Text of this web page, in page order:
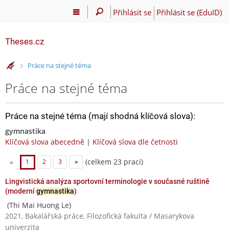
Přihlásit se Přihlásit se (EduID)
Theses.cz
>Práce na stejné téma
Práce na stejné téma
Práce na stejné téma (mají shodná klíčová slova):
gymnastika
Klíčová slova abecedně | Klíčová slova dle četnosti
« 1 2 3 » (celkem 23 prací)
Lingvistická analýza sportovní terminologie v současné ruštině
(modernígymnastika)
(Thi Mai Huong Le)
2021, Bakalářská práce, Filozofická fakulta / Masarykova
univerzita